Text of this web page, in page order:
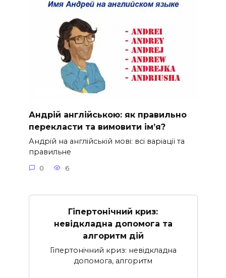
Андрій англійською: як правильно
перекласти та вимовити ім’я?
Андрій на англійській мові: всі варіації та
правильне
0 6
Гіпертонічний криз:
невідкладна допомога та
алгоритм дій
Гіпертонічний криз: невідкладна
допомога, алгоритм